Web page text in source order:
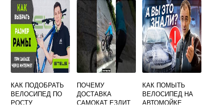
СКОРОСТНОГО
ВЕЛОСИПЕДА
КАК ПОДОБРАТЬ
ВЕЛОСИПЕД ПО
РОСТУ
ПОЧЕМУ
ДОСТАВКА
САМОКАТ ЕЗДИТ
КАК ПОМЫТЬ
ВЕЛОСИПЕД НА
АВТОМОЙКЕ